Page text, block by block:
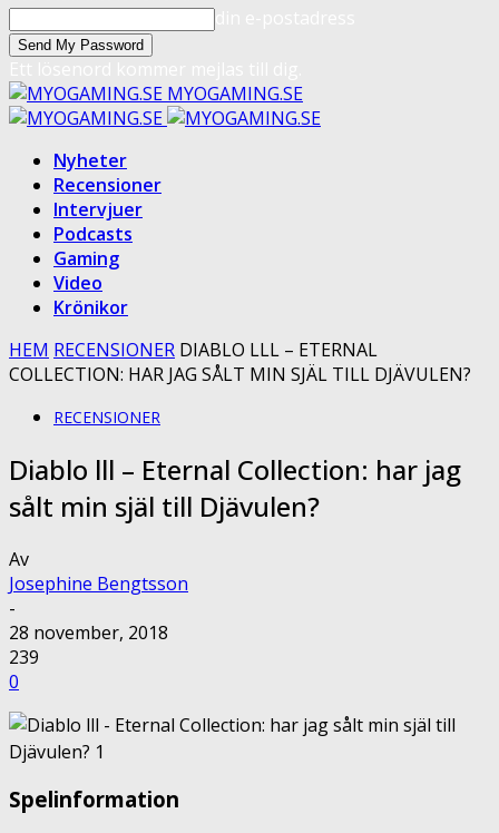
MYOGAMING.SE
Nyheter
Recensioner
Intervjuer
Podcasts
Gaming
Video
Krönikor
HEM RECENSIONER DIABLO LLL – ETERNAL
COLLECTION: HAR JAG SÅLT MIN SJÄL TILL DJÄVULEN?
RECENSIONER
Diablo lll – Eternal Collection: har jag
sålt min själ till Djävulen?
Av
Josephine Bengtsson
-
28 november, 2018
239
0
Spelinformation